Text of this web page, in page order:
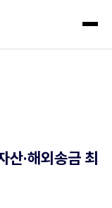
산·해외송금 최